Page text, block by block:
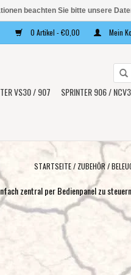
0 Artikel - €0,00 Mein
VS30 / 907
SPRINTER 906 / NCV3
STARTSEITE/ ZUBEHÖR/
zentral per Bedienpanel zu
beachten Sie bitte unsere